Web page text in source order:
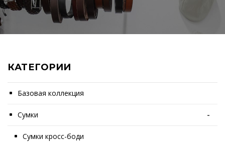
КАТЕГОРИИ
Базовая коллекция
Сумки -
Сумки кросс-боди